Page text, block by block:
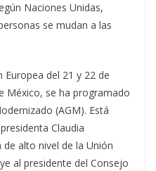
Naciones Unidas,
se mudan a las
Europea del 21 y 22 de
México, se ha programado
(AGM). Está
Claudia
alto nivel de la Unión
al presidente del Consejo